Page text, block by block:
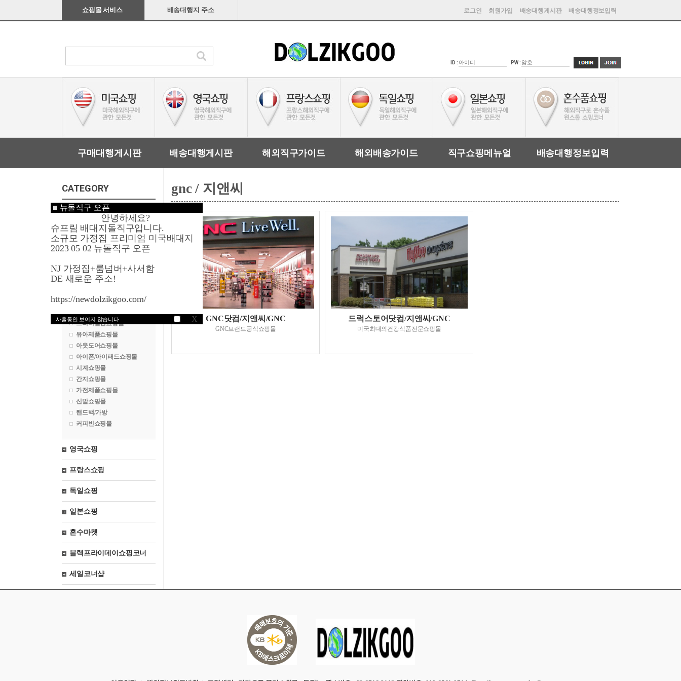
■ 뉴돌직구 오픈
안녕하세요?
슈프림 배대지돌직구입니다.
소규모 가정집 프리미엄 미국배대지
2023 05 02 뉴돌직구 오픈
NJ 가정집+룸넘버+사서함
DE 새로운 주소!
https://newdolzikgoo.com/
사흘동안 보이지 않습니다 X
쇼핑몰 서비스 배송대행지 주소 로그인 회원가입 배송대행게시판 배송대행정보입력
ID : PW :
구매대행게시판 배송대행게시판 해외직구가이드 해외배송가이드 직구쇼핑메뉴얼 배송대행정보입력
CATEGORY
미국쇼핑
명품쇼핑몰
수입차구매대행
화장품쇼핑몰
악세서리쇼핑몰
속옷쇼핑몰
프리미엄진쇼핑몰
유아제품쇼핑몰
아웃도어쇼핑몰
아이폰/아이패드쇼핑몰
시계쇼핑몰
간지쇼핑몰
가전제품쇼핑몰
신발쇼핑몰
핸드백/가방
커피빈쇼핑몰
영국쇼핑
프랑스쇼핑
독일쇼핑
일본쇼핑
혼수마켓
블랙프라이데이쇼핑코너
세일코너샵
gnc / 지앤씨
GNC닷컴/지앤씨/GNC
GNC브랜드공식쇼핑몰
드럭스토어닷컴/지앤씨/GNC
미국최대의건강식품전문쇼핑몰